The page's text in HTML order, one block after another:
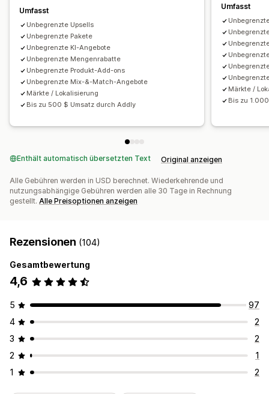
Die Preise kannst du festlegen
Feste Preisgestaltung
Mengenstaffelungen Rabatte
Pauschalrabatte Prozentuale Rabatte
Warenkorbrabatte
Kostenloser Versand BOGO Abonnements
Massenpreise
Großhandelspreise
Dynamische Preise Individuelle Preise
Angebote und Empfehlungen
Gewährleistungen Versandschutz
Kostenlose Geschenke
Geschenkverpackung
Produkt-Add-ons
Produktempfehlungen
Häufig zusammen gekauft
Mengenstaffelungen
Mengenrabatte Gestaffelte Rabatte
KI-Empfehlungen
Abonnement-Upgrade
Priorisierte Auftragsabwicklung
Analysen
Conversion-Raten
Empfehlungsleistung
Optimierungsvorschläge
Umfasst
Unbegrenzte Upsells
Unbegrenzte Pakete
Unbegrenzte KI-Angebote
Unbegrenzte Mengenrabatte
Unbegrenzte Produkt-Add-ons
Unbegrenzte Mix-&-Match-Angebote
Märkte / Lokalisierung
Bis zu 500 $ Umsatz durch Addly
Umfasst
Märkte /
Bis zu
Enthält automatisch übersetzten Text Original anzeigen
Alle Gebühren werden in USD berechnet. Wiederkehrende und
nutzungsabhängige Gebühren werden alle 30 Tage in Rechnung
gestellt. Alle Preisoptionen anzeigen
Rezensionen (104)
Gesamtbewertung
4,6
5
97
4
2
3
2
2
1
1
2